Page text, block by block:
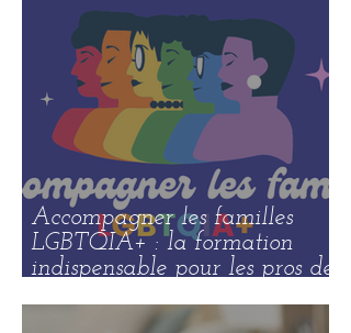
Accompagner les familles
LGBTQIA+ : la formation
indispensable pour les pros de
de l’accompagnement